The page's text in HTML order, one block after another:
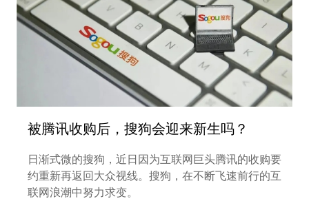
被腾讯收购后，搜狗会迎来新生吗？
日渐式微的搜狗，近日因为互联网巨头腾讯的收购要
约重新再返回大众视线。搜狗，在不断飞速前行的互
联网浪潮中努力求变。